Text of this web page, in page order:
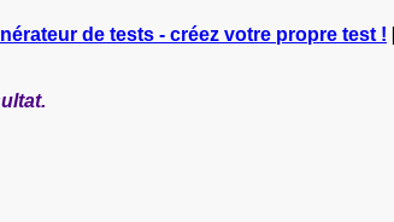
de tests - créez votre propre test !